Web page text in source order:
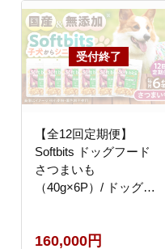
【全12回定期便】
Softbits ドッグフード
さつまいも
（40g×6P）/ ドッグフ
村市 / サポート
160,000円